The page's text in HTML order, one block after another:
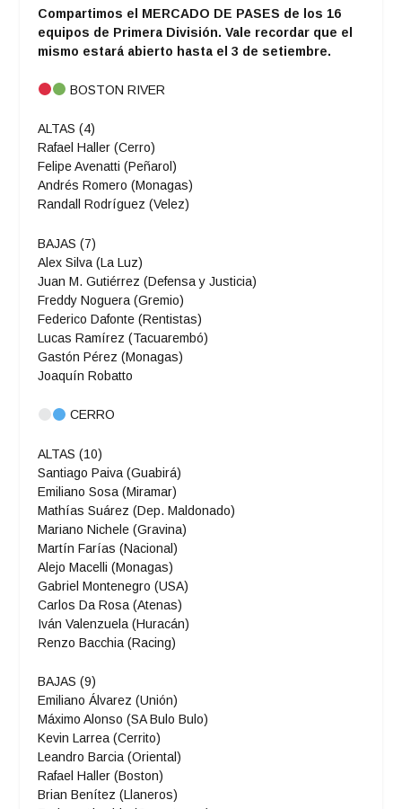
Compartimos el MERCADO DE PASES de los 16
equipos de Primera División. Vale recordar que el
mismo estará abierto hasta el 3 de setiembre.
BOSTON RIVER
ALTAS (4)
Rafael Haller (Cerro)
Felipe Avenatti (Peñarol)
Andrés Romero (Monagas)
Randall Rodríguez (Velez)
BAJAS (7)
Alex Silva (La Luz)
Juan M. Gutiérrez (Defensa y Justicia)
Freddy Noguera (Gremio)
Federico Dafonte (Rentistas)
Lucas Ramírez (Tacuarembó)
Gastón Pérez (Monagas)
Joaquín Robatto
CERRO
ALTAS (10)
Santiago Paiva (Guabirá)
Emiliano Sosa (Miramar)
Mathías Suárez (Dep. Maldonado)
Mariano Nichele (Gravina)
Martín Farías (Nacional)
Alejo Macelli (Monagas)
Gabriel Montenegro (USA)
Carlos Da Rosa (Atenas)
Iván Valenzuela (Huracán)
Renzo Bacchia (Racing)
BAJAS (9)
Emiliano Álvarez (Unión)
Máximo Alonso (SA Bulo Bulo)
Kevin Larrea (Cerrito)
Leandro Barcia (Oriental)
Rafael Haller (Boston)
Brian Benítez (Llaneros)